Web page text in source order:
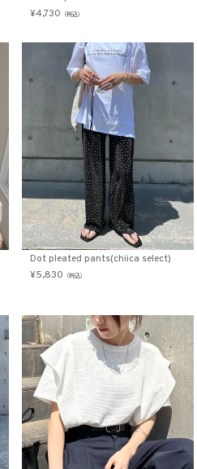
¥4,730 （税込）
Dot pleated pants(chiica select)
¥5,830 （税込）